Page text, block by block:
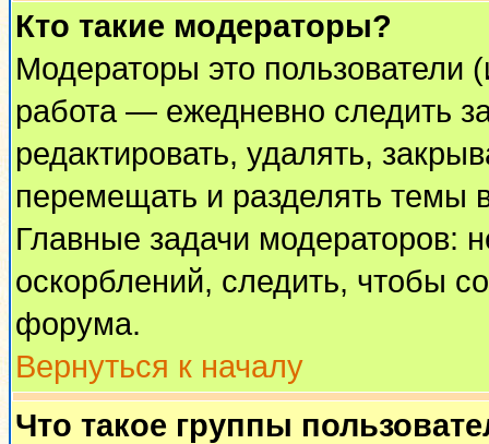
Кто такие модераторы?
Модераторы это пользователи
работа — ежедневно следить
редактировать, удалять,
перемещать и разделять темы
Главные задачи модераторов:
оскорблений, следить, чтобы
форума.
Вернуться к началу
Что такое группы